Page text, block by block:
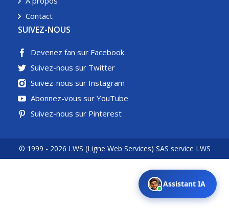
Contact
SUIVEZ-NOUS
Devenez fan sur Facebook
Suivez-nous sur Twitter
Suivez-nous sur Instagram
Abonnez-vous sur YouTube
Suivez-nous sur Pinterest
© 1999 - 2026 LWS (Ligne Web Services) SAS service LWS
Assistant IA